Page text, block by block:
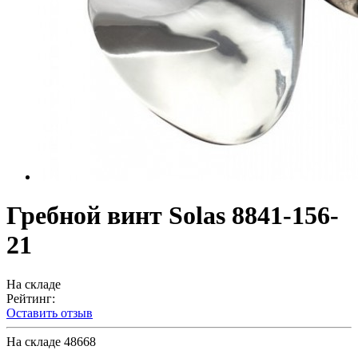
Гребной винт Solas 8841-156-
21
На складе
Рейтинг:
Оставить отзыв
На складе 48668